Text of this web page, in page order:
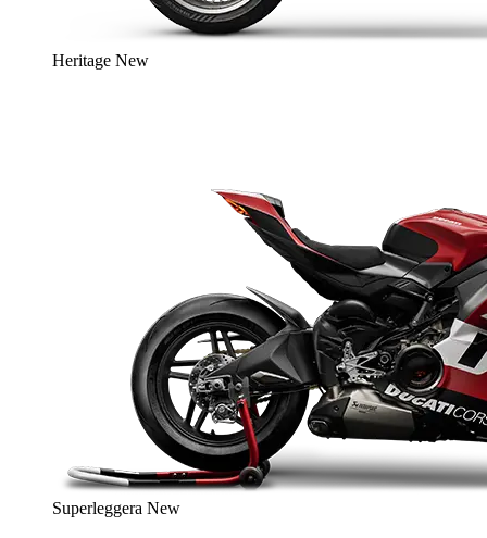
Heritage New
Superleggera New